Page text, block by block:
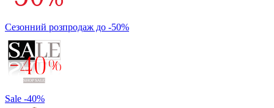
Сезонний розпродаж до -50%
Sale -40%